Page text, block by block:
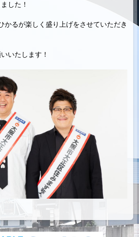
した！
かるが楽しく盛り上げをさせていただき
いたします！